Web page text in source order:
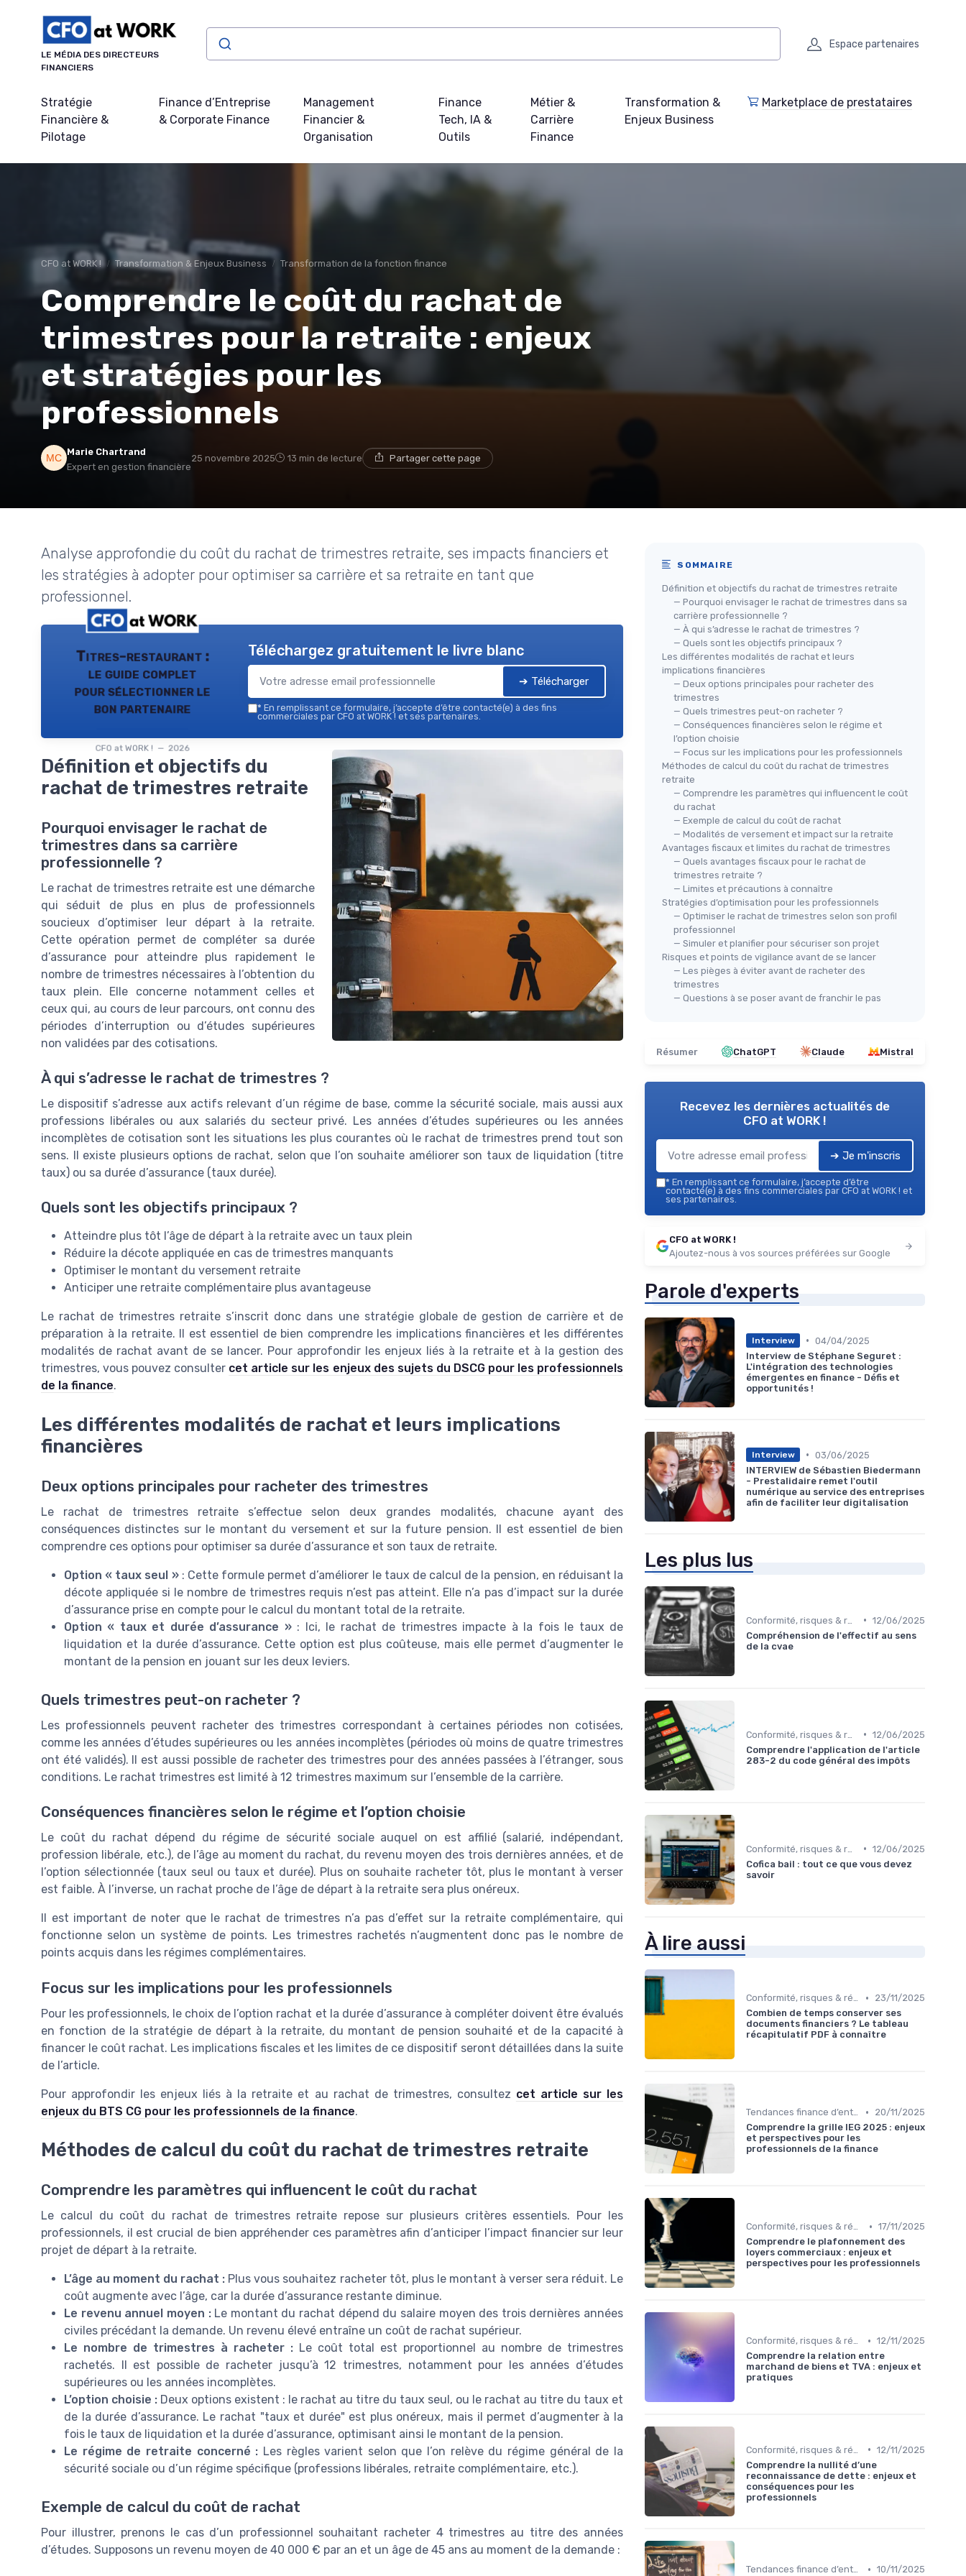
LE MÉDIA DES DIRECTEURS
FINANCIERS
Espace partenaires
Stratégie
Financière &
Pilotage
Finance d’Entreprise
& Corporate Finance
Management
Financier &
Organisation
Finance
Tech, IA &
Outils
Métier &
Carrière
Finance
Transformation &
Enjeux Business
Marketplace de prestataires
CFO at WORK ! Transformation & Enjeux Business Transformation de la fonction finance
Comprendre le coût du rachat de
trimestres pour la retraite : enjeux
et stratégies pour les
professionnels
Marie Chartrand
Expert en gestion financière
25 novembre 2025 13 min de lecture Partager cette page
Analyse approfondie du coût du rachat de trimestres retraite, ses impacts financiers et
les stratégies à adopter pour optimiser sa carrière et sa retraite en tant que
professionnel.
Titres-restaurant :
le guide complet
pour sélectionner le
bon partenaire
CFO at WORK ! — 2026
Téléchargez gratuitement le livre blanc
➔ Télécharger
* En remplissant ce formulaire, j’accepte d’être contacté(e) à des fins
commerciales par CFO at WORK ! et ses partenaires.
Définition et objectifs du
rachat de trimestres retraite
Pourquoi envisager le rachat de
trimestres dans sa carrière
professionnelle ?
Le rachat de trimestres retraite est une démarche
qui séduit de plus en plus de professionnels
soucieux d’optimiser leur départ à la retraite.
Cette opération permet de compléter sa durée
d’assurance pour atteindre plus rapidement le
nombre de trimestres nécessaires à l’obtention du
taux plein. Elle concerne notamment celles et
ceux qui, au cours de leur parcours, ont connu des
périodes d’interruption ou d’études supérieures
non validées par des cotisations.
À qui s’adresse le rachat de trimestres ?
Le dispositif s’adresse aux actifs relevant d’un régime de base, comme la sécurité sociale, mais aussi aux
professions libérales ou aux salariés du secteur privé. Les années d’études supérieures ou les années
incomplètes de cotisation sont les situations les plus courantes où le rachat de trimestres prend tout son
sens. Il existe plusieurs options de rachat, selon que l’on souhaite améliorer son taux de liquidation (titre
taux) ou sa durée d’assurance (taux durée).
Quels sont les objectifs principaux ?
Atteindre plus tôt l’âge de départ à la retraite avec un taux plein
Réduire la décote appliquée en cas de trimestres manquants
Optimiser le montant du versement retraite
Anticiper une retraite complémentaire plus avantageuse
Le rachat de trimestres retraite s’inscrit donc dans une stratégie globale de gestion de carrière et de
préparation à la retraite. Il est essentiel de bien comprendre les implications financières et les différentes
modalités de rachat avant de se lancer. Pour approfondir les enjeux liés à la retraite et à la gestion des
trimestres, vous pouvez consulter cet article sur les enjeux des sujets du DSCG pour les professionnels
de la finance.
Les différentes modalités de rachat et leurs implications
financières
Deux options principales pour racheter des trimestres
Le rachat de trimestres retraite s’effectue selon deux grandes modalités, chacune ayant des
conséquences distinctes sur le montant du versement et sur la future pension. Il est essentiel de bien
comprendre ces options pour optimiser sa durée d’assurance et son taux de retraite.
Option « taux seul »: Cette formule permet d’améliorer le taux de calcul de la pension, en réduisant la
décote appliquée si le nombre de trimestres requis n’est pas atteint. Elle n’a pas d’impact sur la durée
d’assurance prise en compte pour le calcul du montant total de la retraite.
Option « taux et durée d’assurance »: Ici, le rachat de trimestres impacte à la fois le taux de
liquidation et la durée d’assurance. Cette option est plus coûteuse, mais elle permet d’augmenter le
montant de la pension en jouant sur les deux leviers.
Quels trimestres peut-on racheter ?
Les professionnels peuvent racheter des trimestres correspondant à certaines périodes non cotisées,
comme les années d’études supérieures ou les années incomplètes (périodes où moins de quatre trimestres
ont été validés). Il est aussi possible de racheter des trimestres pour des années passées à l’étranger, sous
conditions. Le rachat trimestres est limité à 12 trimestres maximum sur l’ensemble de la carrière.
Conséquences financières selon le régime et l’option choisie
Le coût du rachat dépend du régime de sécurité sociale auquel on est affilié (salarié, indépendant,
profession libérale, etc.), de l’âge au moment du rachat, du revenu moyen des trois dernières années, et de
l’option sélectionnée (taux seul ou taux et durée). Plus on souhaite racheter tôt, plus le montant à verser
est faible. À l’inverse, un rachat proche de l’âge de départ à la retraite sera plus onéreux.
Il est important de noter que le rachat de trimestres n’a pas d’effet sur la retraite complémentaire, qui
fonctionne selon un système de points. Les trimestres rachetés n’augmentent donc pas le nombre de
points acquis dans les régimes complémentaires.
Focus sur les implications pour les professionnels
Pour les professionnels, le choix de l’option rachat et la durée d’assurance à compléter doivent être évalués
en fonction de la stratégie de départ à la retraite, du montant de pension souhaité et de la capacité à
financer le coût rachat. Les implications fiscales et les limites de ce dispositif seront détaillées dans la suite
de l’article.
Pour approfondir les enjeux liés à la retraite et au rachat de trimestres, consultez cet article sur les
enjeux du BTS CG pour les professionnels de la finance.
Méthodes de calcul du coût du rachat de trimestres retraite
Comprendre les paramètres qui influencent le coût du rachat
Le calcul du coût du rachat de trimestres retraite repose sur plusieurs critères essentiels. Pour les
professionnels, il est crucial de bien appréhender ces paramètres afin d’anticiper l’impact financier sur leur
projet de départ à la retraite.
L’âge au moment du rachat : Plus vous souhaitez racheter tôt, plus le montant à verser sera réduit. Le
coût augmente avec l’âge, car la durée d’assurance restante diminue.
Le revenu annuel moyen :Le montant du rachat dépend du salaire moyen des trois dernières années
civiles précédant la demande. Un revenu élevé entraîne un coût de rachat supérieur.
Le nombre de trimestres à racheter : Le coût total est proportionnel au nombre de trimestres
rachetés. Il est possible de racheter jusqu’à 12 trimestres, notamment pour les années d’études
supérieures ou les années incomplètes.
L’option choisie : Deux options existent : le rachat au titre du taux seul, ou le rachat au titre du taux et
de la durée d’assurance. Le rachat "taux et durée" est plus onéreux, mais il permet d’augmenter à la
fois le taux de liquidation et la durée d’assurance, optimisant ainsi le montant de la pension.
Le régime de retraite concerné : Les règles varient selon que l’on relève du régime général de la
sécurité sociale ou d’un régime spécifique (professions libérales, retraite complémentaire, etc.).
Exemple de calcul du coût de rachat
Pour illustrer, prenons le cas d’un professionnel souhaitant racheter 4 trimestres au titre des années
d’études. Supposons un revenu moyen de 40 000 € par an et un âge de 45 ans au moment de la demande :
SOMMAIRE
Définition et objectifs du rachat de trimestres retraite
— Pourquoi envisager le rachat de trimestres dans sa
carrière professionnelle ?
— À qui s’adresse le rachat de trimestres ?
— Quels sont les objectifs principaux ?
Les différentes modalités de rachat et leurs
implications financières
— Deux options principales pour racheter des
trimestres
— Quels trimestres peut-on racheter ?
— Conséquences financières selon le régime et
l’option choisie
— Focus sur les implications pour les professionnels
Méthodes de calcul du coût du rachat de trimestres
retraite
— Comprendre les paramètres qui influencent le coût
du rachat
— Exemple de calcul du coût de rachat
— Modalités de versement et impact sur la retraite
Avantages fiscaux et limites du rachat de trimestres
— Quels avantages fiscaux pour le rachat de
trimestres retraite ?
— Limites et précautions à connaître
Stratégies d’optimisation pour les professionnels
— Optimiser le rachat de trimestres selon son profil
professionnel
— Simuler et planifier pour sécuriser son projet
Risques et points de vigilance avant de se lancer
— Les pièges à éviter avant de racheter des
trimestres
— Questions à se poser avant de franchir le pas
Résumer ChatGPT Claude Mistral
Recevez les dernières actualités de
CFO at WORK !
➔ Je m'inscris
* En remplissant ce formulaire, j’accepte d’être
contacté(e) à des fins commerciales par CFO at WORK ! et
ses partenaires.
CFO at WORK !
Ajoutez-nous à vos sources préférées sur Google
Parole d'experts
Interview • 04/04/2025
Interview de Stéphane Seguret :
L'intégration des technologies
émergentes en finance - Défis et
opportunités !
Interview • 03/06/2025
INTERVIEW de Sébastien Biedermann
- Prestalidaire remet l'outil
numérique au service des entreprises
afin de faciliter leur digitalisation
Les plus lus
• 12/06/2025
Compréhension de l'effectif au sens
de la cvae
• 12/06/2025
Comprendre l'application de l'article
283-2 du code général des impôts
• 12/06/2025
Cofica bail : tout ce que vous devez
savoir
À lire aussi
Conformité, risques & réglementation •
23/11/2025
Combien de temps conserver ses
documents financiers ? Le tableau
récapitulatif PDF à connaître
Tendances finance d’entreprise •
20/11/2025
Comprendre la grille IEG 2025 : enjeux
et perspectives pour les
professionnels de la finance
Conformité, risques & réglementation • 17/11/2025
Comprendre le plafonnement des
loyers commerciaux : enjeux et
perspectives pour les professionnels
Conformité, risques & réglementation • 12/11/2025
Comprendre la relation entre
marchand de biens et TVA : enjeux et
pratiques
• 12/11/2025
Comprendre la nullité d’une
reconnaissance de dette : enjeux et
conséquences pour les
professionnels
Tendances finance d’entreprise • 10/11/2025